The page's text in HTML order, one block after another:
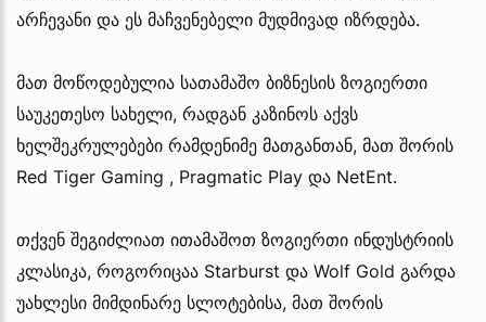
არჩევანი და ეს მაჩვენებელი მუდმივად იზრდება.
მათ მოწოდებულია სათამაშო ბიზნესის ზოგიერთი
საუკეთესო სახელი, რადგან კაზინოს აქვს
ხელშეკრულებები რამდენიმე მათგანთან, მათ შორის
Red Tiger Gaming , Pragmatic Play და NetEnt.
თქვენ შეგიძლიათ ითამაშოთ ზოგიერთი ინდუსტრიის
კლასიკა, როგორიცაა Starburst და Wolf Gold გარდა
უახლესი მიმდინარე სლოტებისა, მათ შორის